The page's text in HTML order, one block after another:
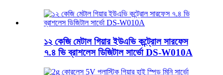
১২ কেজি মেটাল গিয়ার ইউএভি কন্ট্রোল সারফেস
৭.৪ ভি ব্রাশলেস ডিজিটাল সার্ভো DS-W010A